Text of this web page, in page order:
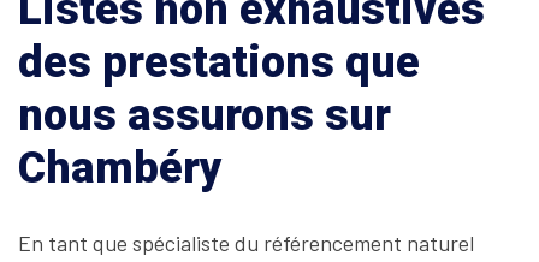
des prestations que
nous assurons sur
Chambéry
En tant que spécialiste du référencement naturel